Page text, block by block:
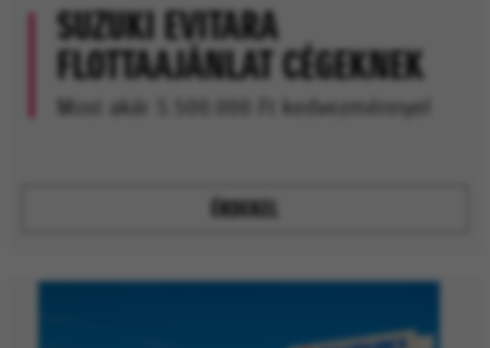
SUZUKI EVITARA
FLOTTAAJÁNLAT CÉGEKNEK
Most akár 5.500.000 Ft kedvezménnyel
ÉRDEKEL